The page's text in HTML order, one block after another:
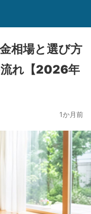
相場と選び方
流れ【2026年
1か月前